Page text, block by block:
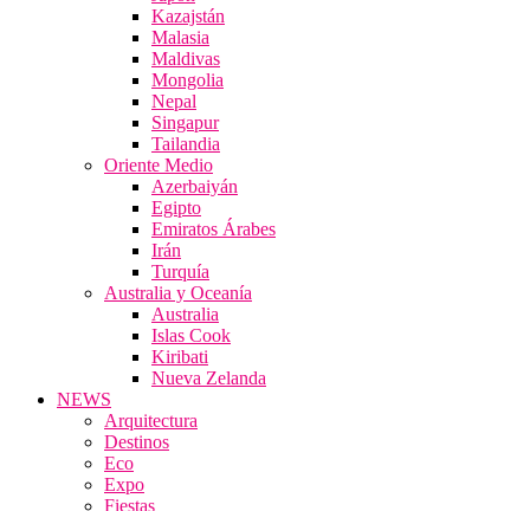
Kazajstán
Malasia
Maldivas
Mongolia
Nepal
Singapur
Tailandia
Oriente Medio
Azerbaiyán
Egipto
Emiratos Árabes
Irán
Turquía
Australia y Oceanía
Australia
Islas Cook
Kiribati
Nueva Zelanda
NEWS
Arquitectura
Destinos
Eco
Expo
Fiestas